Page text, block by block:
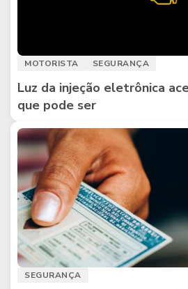
MOTORISTA SEGURANÇA
Luz da injeção eletrônica
que pode ser
SEGURANÇA